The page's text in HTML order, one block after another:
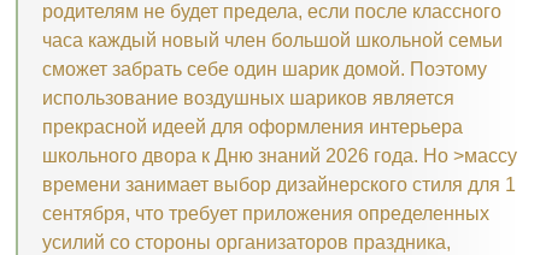
родителям не будет предела, если после классного
часа каждый новый член большой школьной семьи
сможет забрать себе один шарик домой. Поэтому
использование воздушных шариков является
прекрасной идеей для оформления интерьера
школьного двора к Дню знаний 2026 года. Но >массу
времени занимает выбор дизайнерского стиля для 1
сентября, что требует приложения определенных
усилий со стороны организаторов праздника,